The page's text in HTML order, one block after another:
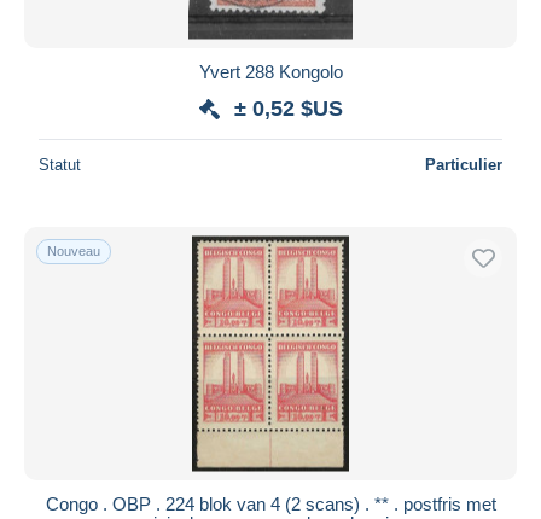
Yvert 288 Kongolo
± 0,52 $US
Statut Particulier
Nouveau
Congo . OBP . 224 blok van 4 (2 scans) . ** . postfris met